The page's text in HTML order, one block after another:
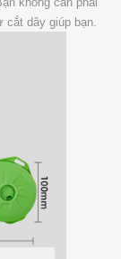
dây giúp bạn.